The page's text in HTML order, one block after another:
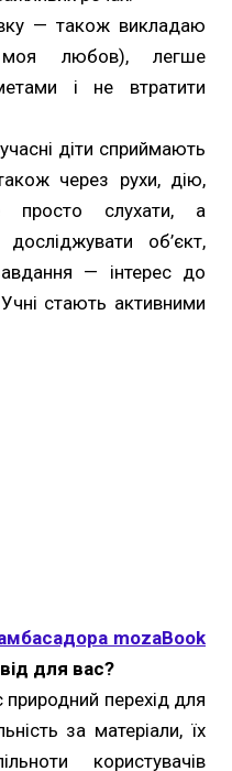
— також викладаю
любов), легше
і не втратити
діти сприймають
через рухи, дію,
слухати, а
об’єкт,
— інтерес до
стають активними
mozaBook
для вас?
перехід для
за матеріали, їх
користувачів